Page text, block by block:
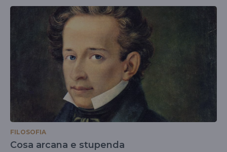
FILOSOFIA
Cosa arcana e stupenda